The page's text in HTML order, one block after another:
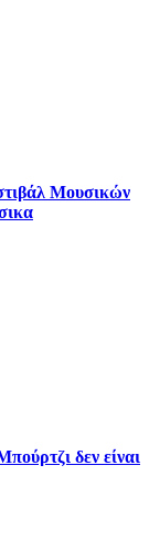
Μουσικών
δεν είναι